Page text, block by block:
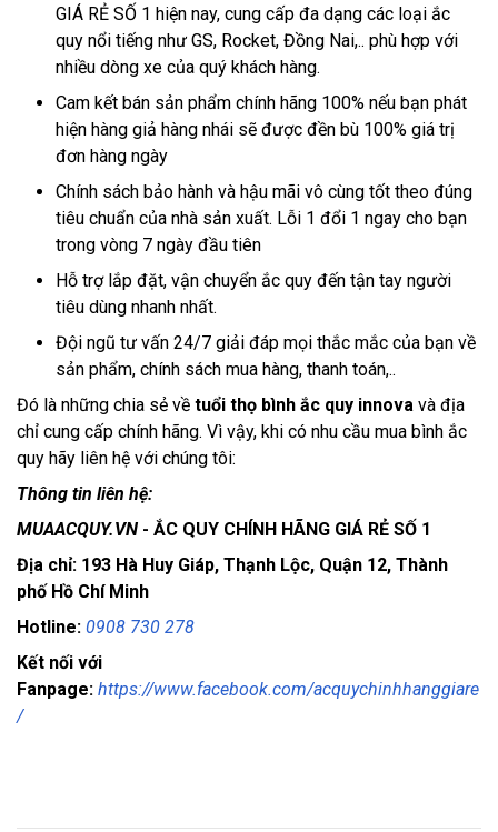
GIÁ RẺ SỐ 1 hiện nay, cung cấp đa dạng các loại ắc
quy nổi tiếng như GS, Rocket, Đồng Nai,.. phù hợp với
nhiều dòng xe của quý khách hàng.
Cam kết bán sản phẩm chính hãng 100% nếu bạn phát
hiện hàng giả hàng nhái sẽ được đền bù 100% giá trị
đơn hàng ngày
Chính sách bảo hành và hậu mãi vô cùng tốt theo đúng
tiêu chuẩn của nhà sản xuất. Lỗi 1 đổi 1 ngay cho bạn
trong vòng 7 ngày đầu tiên
Hỗ trợ lắp đặt, vận chuyển ắc quy đến tận tay người
tiêu dùng nhanh nhất.
Đội ngũ tư vấn 24/7 giải đáp mọi thắc mắc của bạn về
sản phẩm, chính sách mua hàng, thanh toán,..
Đó là những chia sẻ về tuổi thọ bình ắc quy innova và địa
chỉ cung cấp chính hãng. Vì vậy, khi có nhu cầu mua bình ắc
quy hãy liên hệ với chúng tôi:
Thông tin liên hệ:
MUAACQUY.VN - ẮC QUY CHÍNH HÃNG GIÁ RẺ SỐ 1
Địa chỉ: 193 Hà Huy Giáp, Thạnh Lộc, Quận 12, Thành
phố Hồ Chí Minh
Hotline: 0908 730 278
Kết nối với
Fanpage: https://www.facebook.com/acquychinhhanggiare
/